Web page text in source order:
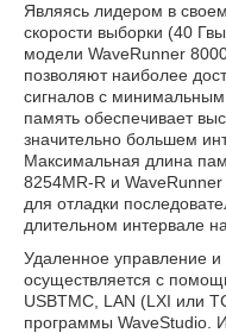
Являясь лидером в
скорости выборки (40
модели WaveRunner
позволяют наиболее
сигналов с
память обеспечивает
значительно большем
Максимальная длина
8254MR-R и
для отладки
длительном интервале
Удаленное управление
осуществляется с
USBTMC, LAN (LXI или
программы WaveStudio.